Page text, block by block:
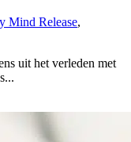
Mind Release,
uit het verleden met